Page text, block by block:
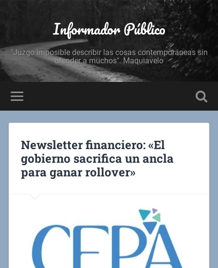
Informador Público
"Juzgo imposible describir las cosas contemporáneas sin
ofender a muchos". Maquiavelo
Newsletter financiero: «El
gobierno sacrifica un ancla
para ganar rollover»